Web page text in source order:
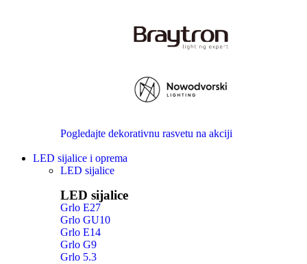
Pogledajte dekorativnu rasvetu na akciji
LED sijalice i oprema
LED sijalice
LED sijalice
Grlo E27
Grlo GU10
Grlo E14
Grlo G9
Grlo 5.3